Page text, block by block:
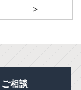
>
相談